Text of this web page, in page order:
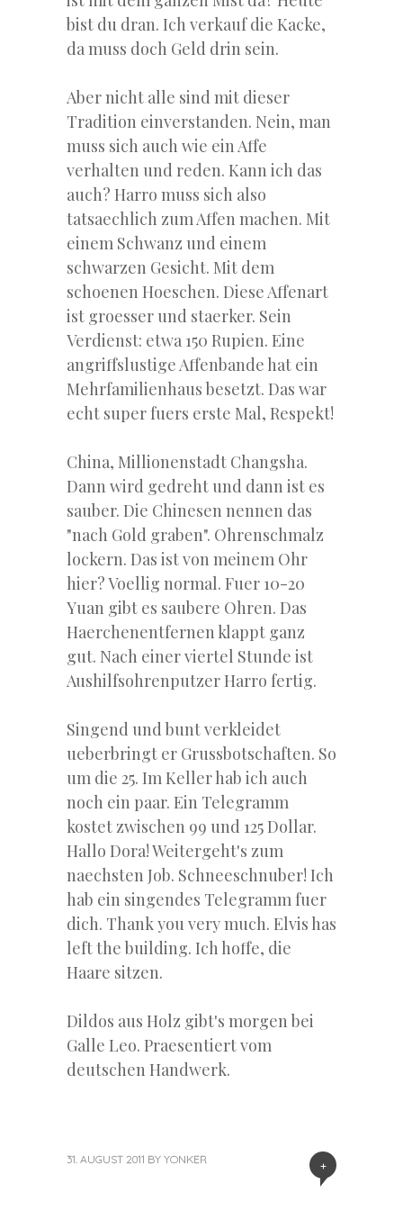
bist du dran. Ich verkauf die Kacke,
da muss doch Geld drin sein.
Aber nicht alle sind mit dieser
Tradition einverstanden. Nein, man
muss sich auch wie ein Affe
verhalten und reden. Kann ich das
auch? Harro muss sich also
tatsaechlich zum Affen machen. Mit
einem Schwanz und einem
schwarzen Gesicht. Mit dem
schoenen Hoeschen. Diese Affenart
ist groesser und staerker. Sein
Verdienst: etwa 150 Rupien. Eine
angriffslustige Affenbande hat ein
Mehrfamilienhaus besetzt. Das war
echt super fuers erste Mal, Respekt!
China, Millionenstadt Changsha.
Dann wird gedreht und dann ist es
sauber. Die Chinesen nennen das
"nach Gold graben". Ohrenschmalz
lockern. Das ist von meinem Ohr
hier? Voellig normal. Fuer 10-20
Yuan gibt es saubere Ohren. Das
Haerchenentfernen klappt ganz
gut. Nach einer viertel Stunde ist
Aushilfsohrenputzer Harro fertig.
Singend und bunt verkleidet
ueberbringt er Grussbotschaften. So
um die 25. Im Keller hab ich auch
noch ein paar. Ein Telegramm
kostet zwischen 99 und 125 Dollar.
Hallo Dora! Weitergeht's zum
naechsten Job. Schneeschnuber! Ich
hab ein singendes Telegramm fuer
dich. Thank you very much. Elvis has
left the building. Ich hoffe, die
Haare sitzen.
Dildos aus Holz gibt's morgen bei
Galle Leo. Praesentiert vom
deutschen Handwerk.
+
31. AUGUST 2011 BY YONKER